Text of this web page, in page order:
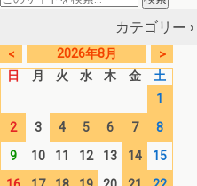
カテゴリー ›
< 2026年8月
>
日
月 火 水 木 金
土
1
2
3 4 5 6 7
8
9
10 11 12 13 14
15